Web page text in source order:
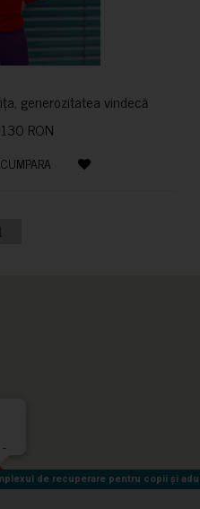
generozitatea vindecă
130 RON
CUMPARA
de recuperare pentru copii și
de recuperare pentru copii și
-